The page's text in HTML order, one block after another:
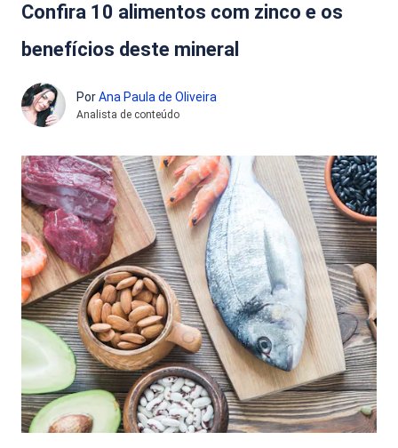
Confira 10 alimentos com zinco e os
benefícios deste mineral
PorAna Paula de Oliveira
Analista de conteúdo